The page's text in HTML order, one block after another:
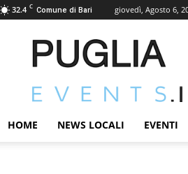
32.4 C Comune di Bari giovedì, Agosto 6,
|
ed
Eventi
in
HOME NEWS LOCALI EVENTI